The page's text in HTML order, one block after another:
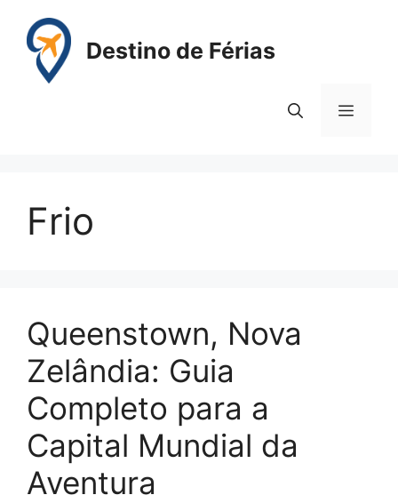
para
conteúdo
Destino de Férias
Menu
Frio
Queenstown, Nova
Zelândia: Guia
Completo para a
Capital Mundial da
Aventura